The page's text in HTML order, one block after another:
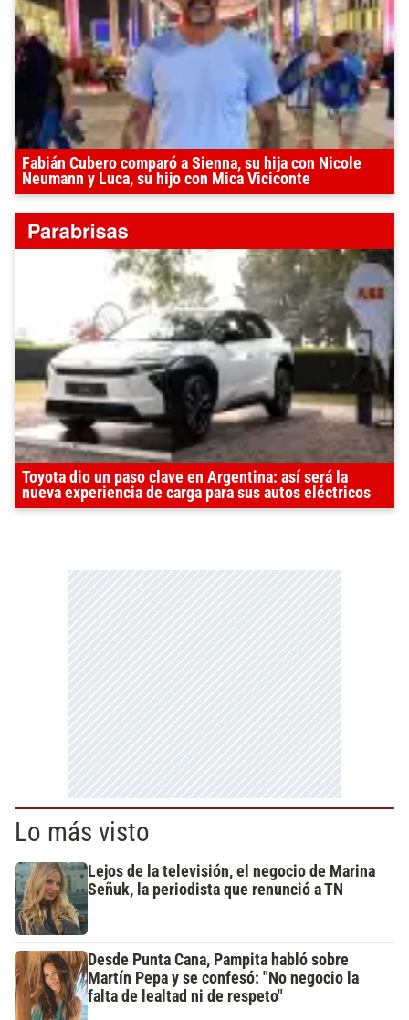
Fabián Cubero comparó a Sienna, su hija con Nicole
Neumann y Luca, su hijo con Mica Viciconte
Toyota dio un paso clave en Argentina: así será la
nueva experiencia de carga para sus autos eléctricos
Lo más visto
Lejos de la televisión, el negocio de Marina
Señuk, la periodista que renunció a TN
Desde Punta Cana, Pampita habló sobre
Martín Pepa y se confesó: "No negocio la
falta de lealtad ni de respeto"